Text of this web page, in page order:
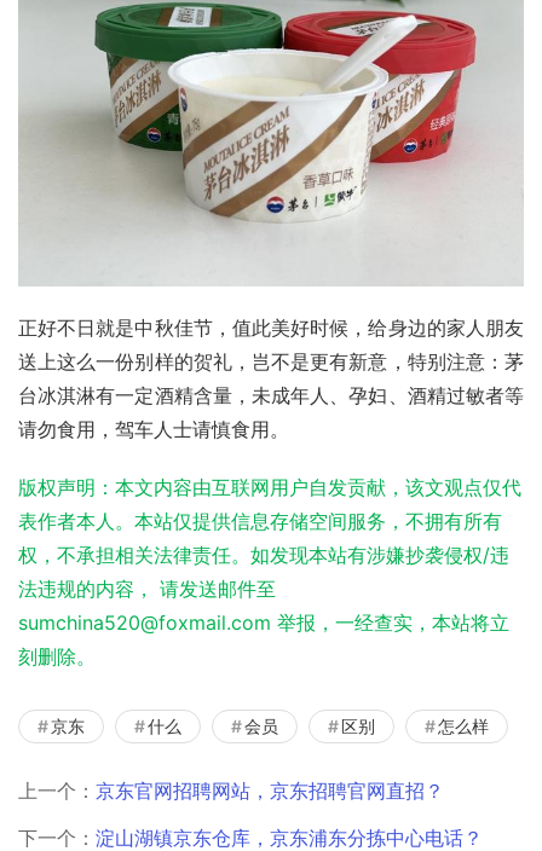
正好不日就是中秋佳节，值此美好时候，给身边的家人朋友
送上这么一份别样的贺礼，岂不是更有新意，特别注意：茅
台冰淇淋有一定酒精含量，未成年人、孕妇、酒精过敏者等
请勿食用，驾车人士请慎食用。
版权声明：本文内容由互联网用户自发贡献，该文观点仅代
表作者本人。本站仅提供信息存储空间服务，不拥有所有
权，不承担相关法律责任。如发现本站有涉嫌抄袭侵权/违
法违规的内容， 请发送邮件至
sumchina520@foxmail.com 举报，一经查实，本站将立
刻删除。
京东 什么 会员 区别 怎么样
上一个： 京东官网招聘网站，京东招聘官网直招？
下一个： 淀山湖镇京东仓库，京东浦东分拣中心电话？